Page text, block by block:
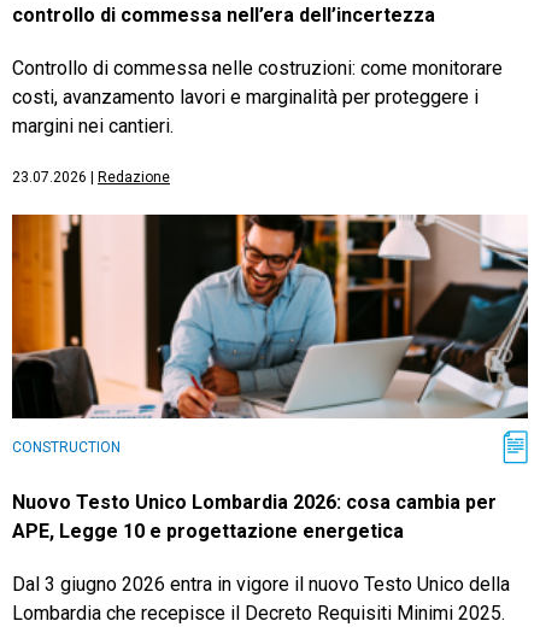
controllo di commessa nell’era dell’incertezza
Controllo di commessa nelle costruzioni: come monitorare
costi, avanzamento lavori e marginalità per proteggere i
margini nei cantieri.
23.07.2026 Redazione
CONSTRUCTION
Nuovo Testo Unico Lombardia 2026: cosa cambia per
APE, Legge 10 e progettazione energetica
Dal 3 giugno 2026 entra in vigore il nuovo Testo Unico della
Lombardia che recepisce il Decreto Requisiti Minimi 2025.